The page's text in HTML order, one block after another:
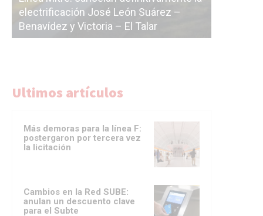
La Ciudad vuelve a postergar la
licitación de la línea F
Ultimos artículos
Más demoras para la línea F:
postergaron por tercera vez
la licitación
Cambios en la Red SUBE:
anulan un descuento clave
para el Subte